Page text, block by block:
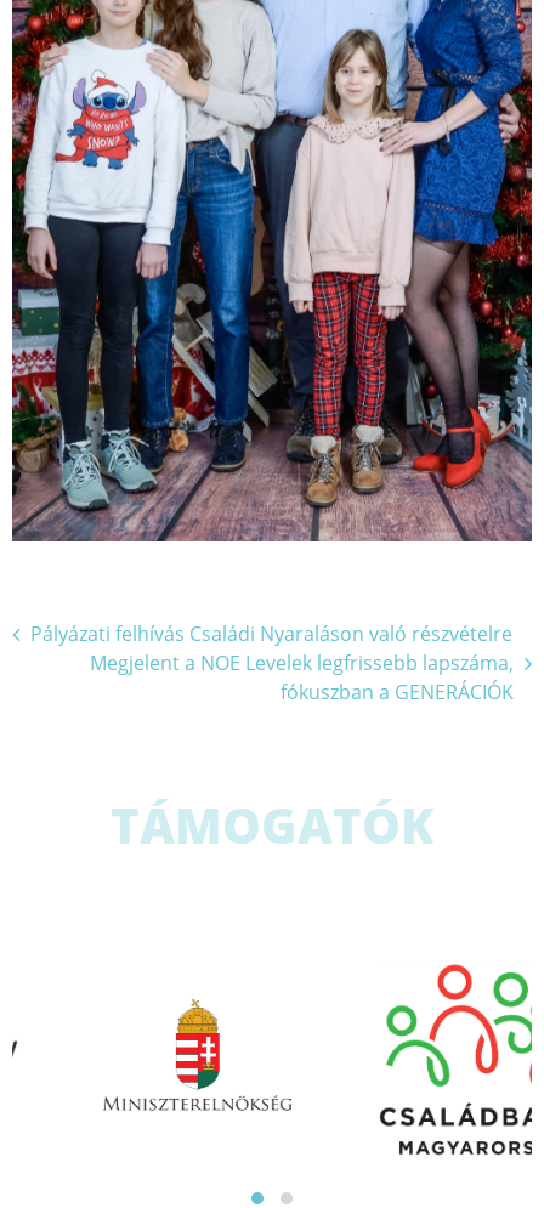
Bejegyzés
navigáció
Pályázati felhívás Családi Nyaraláson való részvételre
Megjelent a NOE Levelek legfrissebb lapszáma,
fókuszban a GENERÁCIÓK
TÁMOGATÓK